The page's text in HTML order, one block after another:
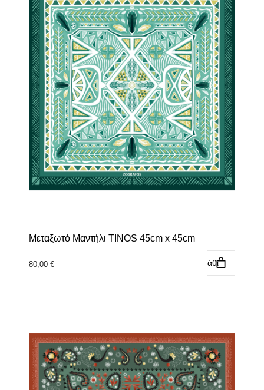
Μεταξωτό Μαντήλι TINOS 45cm x 45cm
80,00 € Προσθήκη στο καλάθι